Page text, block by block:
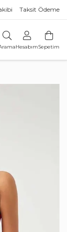
Taksit Ödeme
HesabımSepetim